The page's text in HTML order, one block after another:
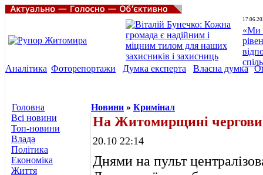
«Ми
Аналітика Фоторепортажи Думка експерта Власна думка
Головна
Всі новини
Топ-новини
Влада
Політика
Економіка
Життя
Новини » Кримінал
На Житомирщині
20.10 22:14
Днями на пульт